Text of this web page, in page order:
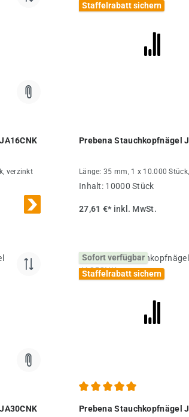
verzinkt
Staffelrabatt sichern
Prebena Stauchkopfnägel
Länge: 35 mm, 1 x 10.000
Inhalt: 10000 Stück
27,61 €* inkl. MwSt.
Sofort verfügbar
Staffelrabatt sichern
Prebena Stauchkopfnägel